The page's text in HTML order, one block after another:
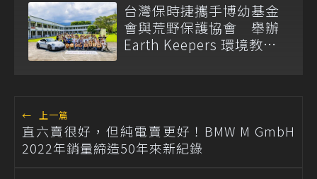
台灣保時捷攜手博幼基金
會與荒野保護協會 舉辦
Earth Keepers 環境教育
← 上一篇
直六賣很好，但純電賣更好！BMW M GmbH
2022年銷量締造50年來新紀錄